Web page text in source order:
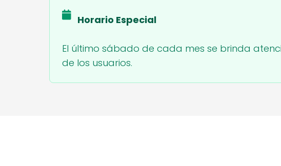
Horario Especial
El último sábado de cada mes se brinda
de los usuarios.